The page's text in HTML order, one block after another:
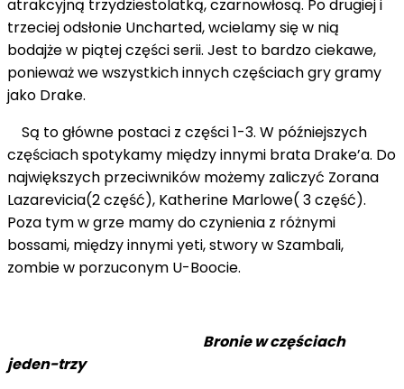
atrakcyjną trzydziestolatką, czarnowłosą. Po drugiej i
trzeciej odsłonie Uncharted, wcielamy się w nią
bodajże w piątej części serii. Jest to bardzo ciekawe,
ponieważ we wszystkich innych częściach gry gramy
jako Drake.
Są to główne postaci z części 1-3. W późniejszych
częściach spotykamy między innymi brata Drake’a. Do
największych przeciwników możemy zaliczyć Zorana
Lazarevicia(2 część), Katherine Marlowe( 3 część).
Poza tym w grze mamy do czynienia z różnymi
bossami, między innymi yeti, stwory w Szambali,
zombie w porzuconym U-Boocie.
Bronie w częściach
jeden-trzy